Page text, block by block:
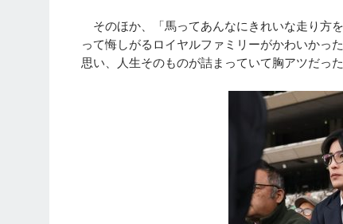
そのほか、「馬ってあんなにきれいな走り方
って悔しがるロイヤルファミリーがかわいかっ
思い、人生そのものが詰まっていて胸アツだっ